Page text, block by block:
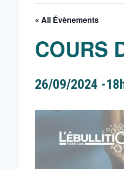
« All Évènements
COURS
26/09/2024 -